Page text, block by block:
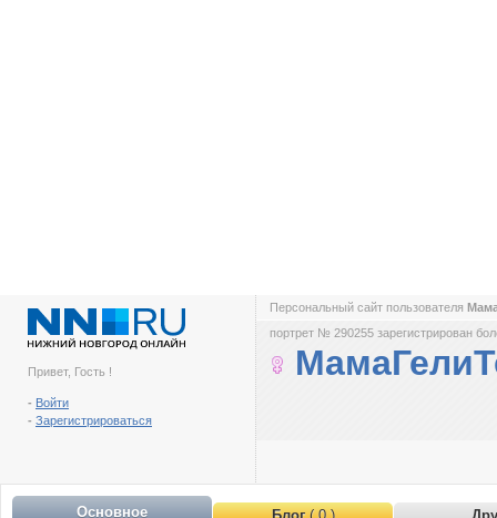
Привет, Гость !
- Войти
- Зарегистрироваться
Персональный сайт пользователя
портрет № 290255 зарегистрирован
Основное